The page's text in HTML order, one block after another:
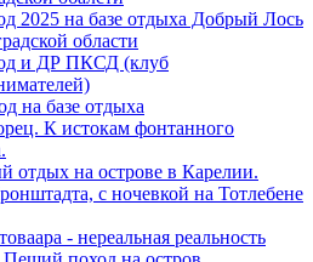
2025 на базе отдыха Добрый Лось
области
и ДР ПКСД (клуб
на базе отдыха
К истокам фонтанного
отдых на острове в Карелии.
с ночевкой на Тотлебене
- нереальная реальность